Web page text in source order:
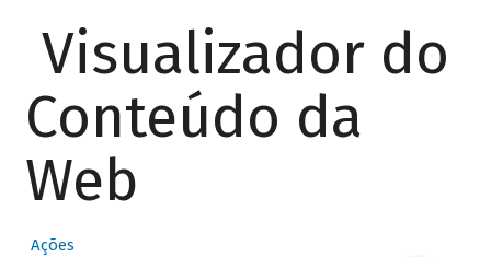
Visualizador do
Conteúdo da
Web
Ações